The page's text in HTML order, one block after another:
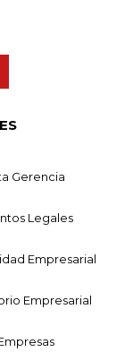
Gerencia
Legales
Empresarial
Empresarial